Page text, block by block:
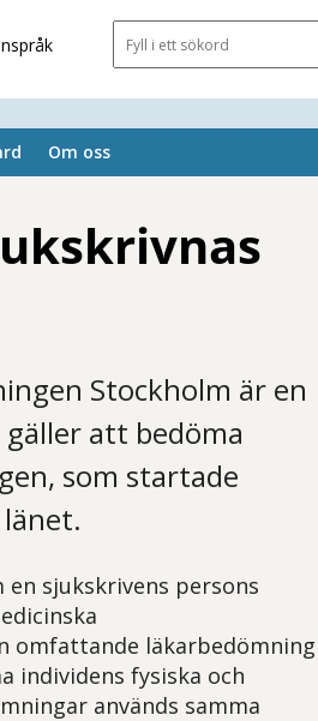
Sökfält
Om oss
Stockholm är en
att bedöma
som startade
sjukskrivens persons
omfattande läkarbedömning
individens fysiska och
används samma